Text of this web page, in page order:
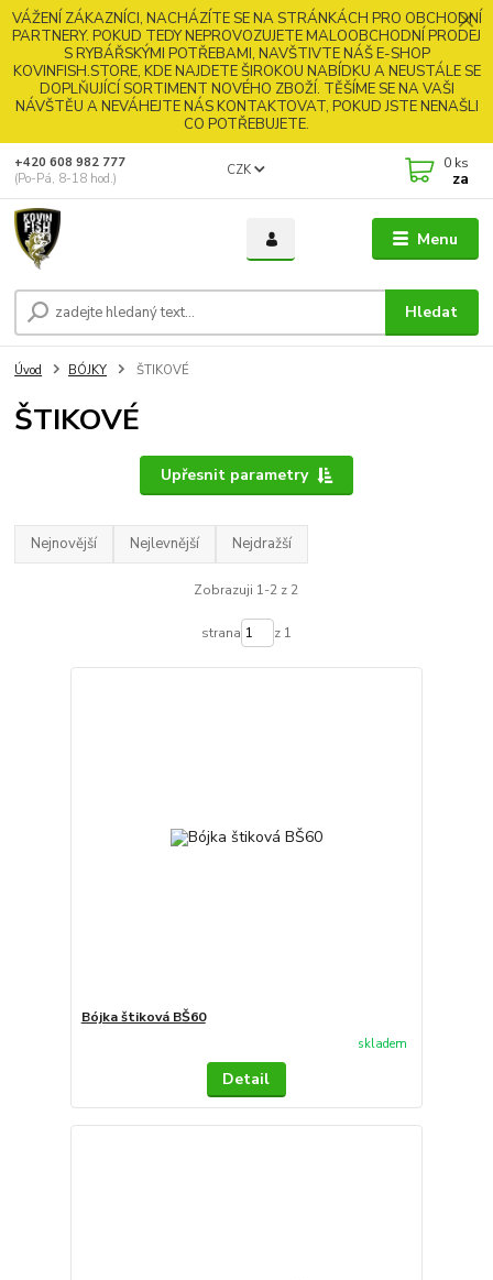
VÁŽENÍ ZÁKAZNÍCI, NACHÁZÍTE SE NA STRÁNKÁCH PRO OBCHODNÍ
PARTNERY. POKUD TEDY NEPROVOZUJETE MALOOBCHODNÍ PRODEJ
S RYBÁŘSKÝMI POTŘEBAMI, NAVŠTIVTE NÁŠ E-SHOP
KOVINFISH.STORE, KDE NAJDETE ŠIROKOU NABÍDKU A NEUSTÁLE SE
DOPLŇUJÍCÍ SORTIMENT NOVÉHO ZBOŽÍ. TĚŠÍME SE NA VAŠI
NÁVŠTĚU A NEVÁHEJTE NÁS KONTAKTOVAT, POKUD JSTE NENAŠLI
CO POTŘEBUJETE.
Menu
CZK
Hledat
+420 608 982 777
(Po-Pá, 8-18 hod.)
0 ks
za
Úvod BÓJKY ŠTIKOVÉ
ŠTIKOVÉ
Upřesnit parametry
Nejnovější Nejlevnější Nejdražší
Zobrazuji 1-2 z 2
strana z 1
Bójka štiková BŠ60
skladem
Detail